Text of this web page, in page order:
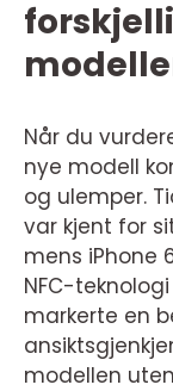
Når du
nye modell
og ulemper.
var kjent for
mens iPhone
NFC-
markerte en
modellen